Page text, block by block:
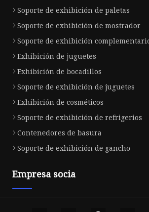
Soporte de exhibición de paletas
Soporte de exhibición de mostrador
Soporte de exhibición
Exhibición de juguetes
Exhibición de bocadillos
Soporte de exhibición de juguetes
Exhibición de cosméticos
Soporte de exhibición de refrigerios
Contenedores de basura
Soporte de exhibición de gancho
Empresa socia